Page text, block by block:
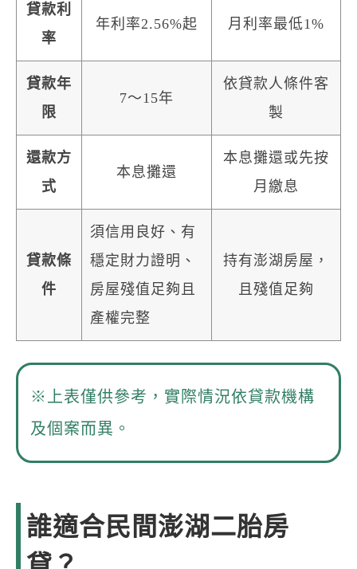
貸款利
率
年利率2.56%起 月利率最低1%
貸款年
限
7～15年
依貸款人條件客
製
還款方
式
本息攤還
本息攤還或先按
月繳息
貸款條
件
須信用良好、有
穩定財力證明、
房屋殘值足夠且
產權完整
持有澎湖房屋，
且殘值足夠
※上表僅供參考，實際情況依貸款機構
及個案而異。
誰適合民間澎湖二胎房